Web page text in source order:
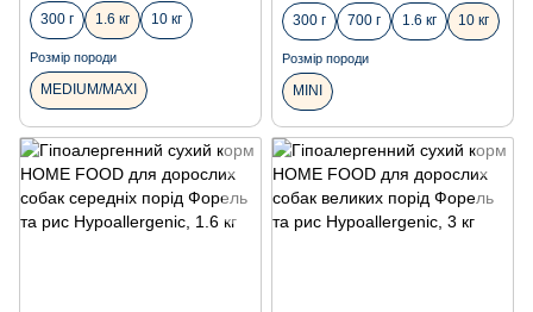
300 г 1.6 кг 10 кг
Розмір породи
MEDIUM/MAXI
300 г 700 г 1.6 кг 10 кг
Розмір породи
MINI